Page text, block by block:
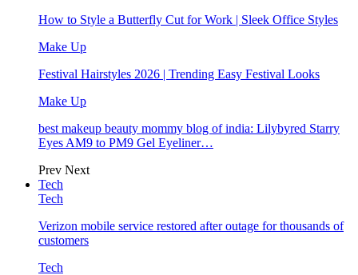
How to Style a Butterfly Cut for Work | Sleek Office Styles
Make Up
Festival Hairstyles 2026 | Trending Easy Festival Looks
Make Up
best makeup beauty mommy blog of india: Lilybyred Starry
Eyes AM9 to PM9 Gel Eyeliner…
Prev Next
Tech
Tech
Verizon mobile service restored after outage for thousands of
customers
Tech